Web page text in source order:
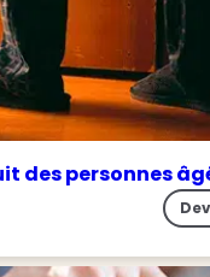
des personnes